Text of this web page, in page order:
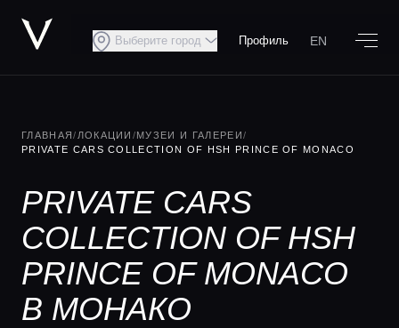
Выберите город Профиль EN
ГЛАВНАЯ/ ЛОКАЦИИ /МУЗЕИ И ГАЛЕРЕИ/
PRIVATE CARS COLLECTION OF HSH PRINCE OF MONACO
PRIVATE CARS
COLLECTION OF HSH
PRINCE OF MONACO
В МОНАКО